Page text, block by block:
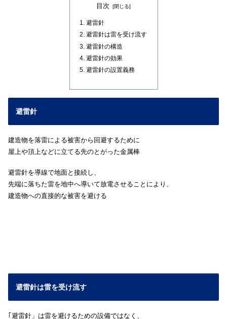
目次
避雷針
避雷針は雷を受け流す
避雷針の構造
避雷針の効果
避雷針の設置義務
避雷針
建造物を落雷による被害から回避するために
屋上や頂上などに立てる先のとがった金属棒
避雷針を導線で地面と接続し、
先端に落ちた雷を地中へ導いて放電させることにより、
建造物への直接的な被害を避ける
避雷針は雷を受け流す
｢避雷針」は雷を避けるための設備ではなく、